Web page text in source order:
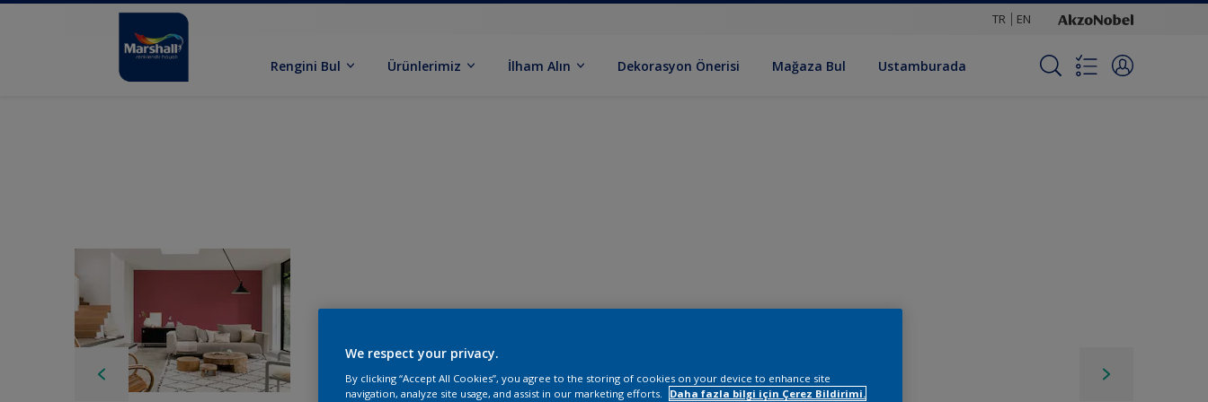
TR EN
Rengini Bul Ürünlerimiz İlham Alın Dekorasyon Önerisi Mağaza Bul Ustamburada
We respect your privacy.
By clicking “Accept All Cookies”, you agree to the storing of cookies on your device to enhance site
navigation, analyze site usage, and assist in our marketing efforts.
Daha fazla bilgi için Çerez Bildirimi.